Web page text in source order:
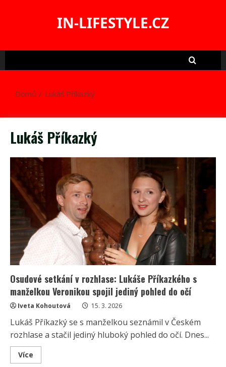
IN-LIFESTYLE.CZ
Domů Lukáš Příkazký
Lukáš Příkazký
Osudové setkání v rozhlase: Lukáše Příkazkého s
manželkou Veronikou spojil jediný pohled do očí
Iveta Kohoutová 15. 3. 2026
Lukáš Příkazký se s manželkou seznámil v Českém
rozhlase a stačil jediný hluboký pohled do očí. Dnes...
Více
more